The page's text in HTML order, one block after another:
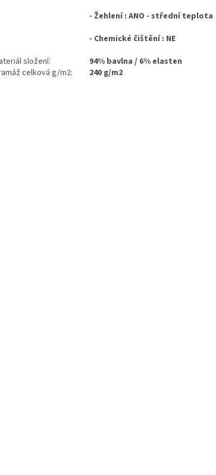
- Žehlení : ANO - střední teplota
- Chemické čištění : NE
složení:
94% bavlna / 6% elasten
celková g/m2:
240 g/m2